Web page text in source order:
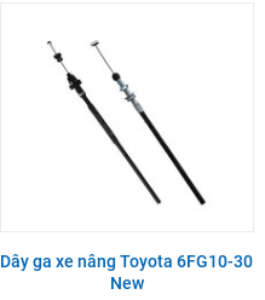
Dây ga xe nâng Toyota 6FG10-30
New